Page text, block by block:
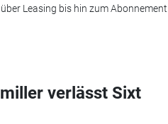
Leasing bis hin zum Abonnement.
verlässt Sixt